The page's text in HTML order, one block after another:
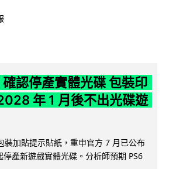
認停產實體光碟 包裝印
年 1 月後不出光碟遊
裝加貼提示貼紙，重申官方 7 月已公布
產新遊戲實體光碟。分析師預期 PS6